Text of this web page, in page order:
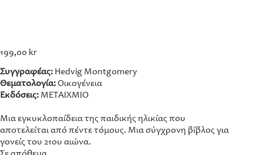
199,00 kr
Συγγραφέας: Hedvig Montgomery
Θεματολογία:Οικογένεια
Εκδόσεις: ΜΕΤΑΙΧΜΙΟ
Μια εγκυκλοπαίδεια της παιδικής ηλικίας που
αποτελείται από πέντε τόμους. Μια σύγχρονη βίβλος για
γονείς του 21ου αιώνα.